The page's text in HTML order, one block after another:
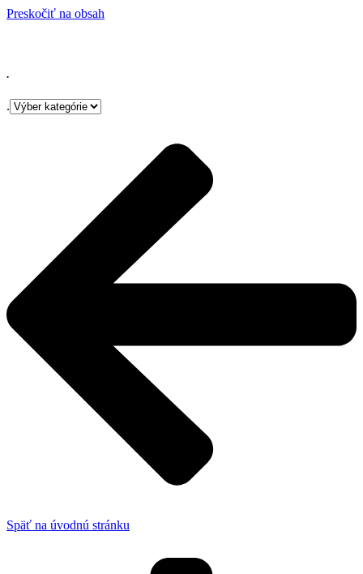
Preskočiť na obsah
.
.
Späť na úvodnú stránku